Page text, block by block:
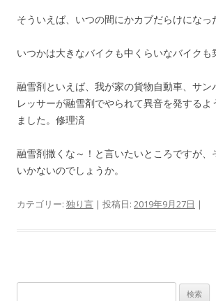
そういえば、いつの間にかカブだらけになっ
いつかは大きなバイクも中くらいなバイクも
融雪剤といえば、我が家の貨物自動車、サン
レッサーが融雪剤でやられて異音を発する
ました。修理済
融雪剤撒くな～！と言いたいところですが、
いかないのでしょうか。
カテゴリー: 独り言 | 投稿日: 2019年9月27日 |